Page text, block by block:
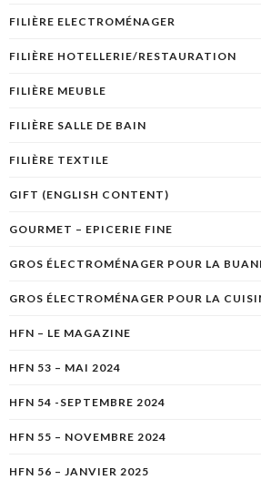
FILIÈRE ELECTROMÉNAGER
FILIÈRE HOTELLERIE/RESTAURATION
FILIÈRE MEUBLE
FILIÈRE SALLE DE BAIN
FILIÈRE TEXTILE
GIFT (ENGLISH CONTENT)
GOURMET – EPICERIE FINE
GROS ÉLECTROMÉNAGER POUR LA
GROS ÉLECTROMÉNAGER POUR LA
HFN – LE MAGAZINE
HFN 53 – MAI 2024
HFN 54 -SEPTEMBRE 2024
HFN 55 – NOVEMBRE 2024
HFN 56 – JANVIER 2025